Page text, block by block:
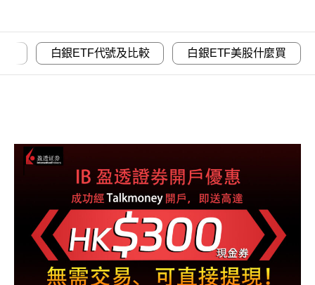
白銀ETF代號及比較 白銀ETF美股什麼買